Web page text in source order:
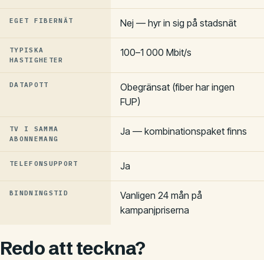
EGET FIBERNÄT Nej — hyr in sig på stadsnät
TYPISKA
HASTIGHETER
100–1 000 Mbit/s
DATAPOTT
Obegränsat (fiber har ingen
FUP)
TV I SAMMA
ABONNEMANG
Ja — kombinationspaket finns
TELEFONSUPPORT Ja
BINDNINGSTID
Vanligen 24 mån på
kampanjpriserna
Redo att teckna?